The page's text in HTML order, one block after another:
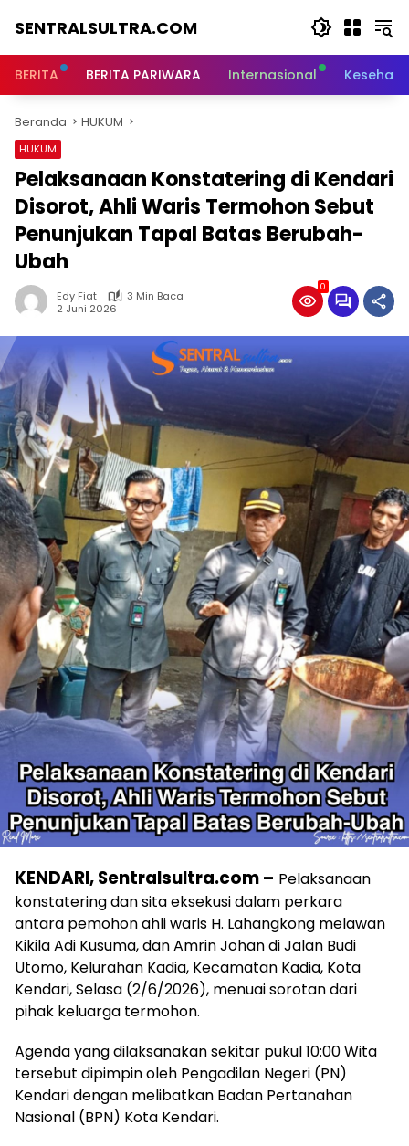
SENTRALSULTRA.COM
BERITA BERITA PARIWARA Internasional
Beranda HUKUM
HUKUM
Pelaksanaan Konstatering di Kendari
Disorot, Ahli Waris Termohon Sebut
Penunjukan Tapal Batas Berubah-
Ubah
Edy Fiat
3 Min Baca
2 Juni 2026
0
KENDARI, Sentralsultra.com – Pelaksanaan
konstatering dan sita eksekusi dalam perkara
antara pemohon ahli waris H. Lahangkong melawan
Kikila Adi Kusuma, dan Amrin Johan di Jalan Budi
Utomo, Kelurahan Kadia, Kecamatan Kadia, Kota
Kendari, Selasa (2/6/2026), menuai sorotan dari
pihak keluarga termohon.
Agenda yang dilaksanakan sekitar pukul 10:00 Wita
tersebut dipimpin oleh Pengadilan Negeri (PN)
Kendari dengan melibatkan Badan Pertanahan
Nasional (BPN) Kota Kendari.